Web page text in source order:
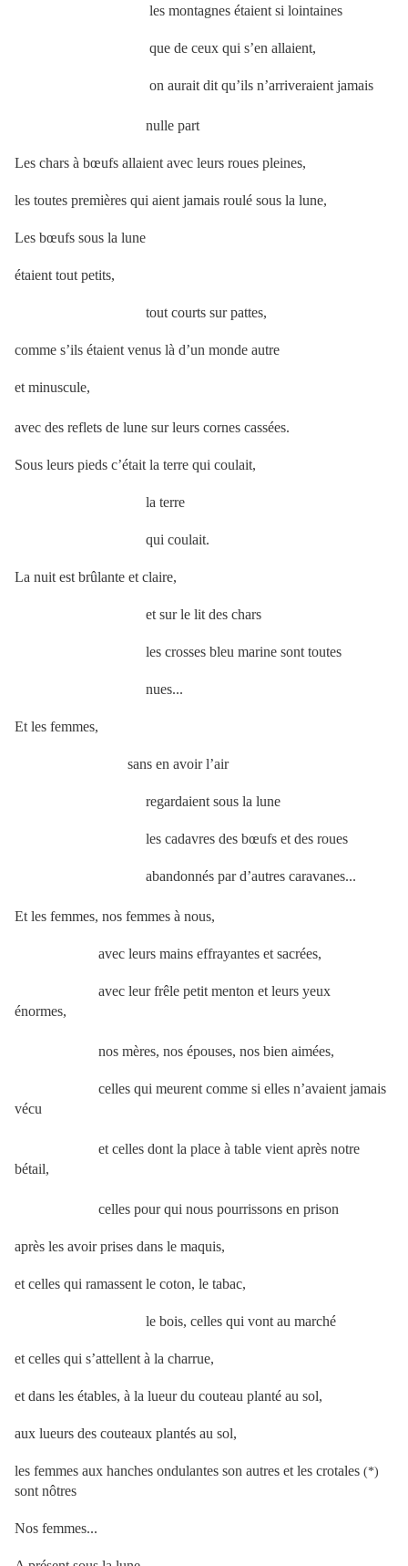
les montagnes étaient si lointaines
que de ceux qui s’en allaient,
on aurait dit qu’ils n’arriveraient jamais
nulle part
Les chars à bœufs allaient avec leurs roues pleines,
les toutes premières qui aient jamais roulé sous la lune,
Les bœufs sous la lune
étaient tout petits,
tout courts sur pattes,
comme s’ils étaient venus là d’un monde autre
et minuscule,
avec des reflets de lune sur leurs cornes cassées.
Sous leurs pieds c’était la terre qui coulait,
la terre
qui coulait.
La nuit est brûlante et claire,
et sur le lit des chars
les crosses bleu marine sont toutes
nues...
Et les femmes,
sans en avoir l’air
regardaient sous la lune
les cadavres des bœufs et des roues
abandonnés par d’autres caravanes...
Et les femmes, nos femmes à nous,
avec leurs mains effrayantes et sacrées,
avec leur frêle petit menton et leurs yeux
énormes,
nos mères, nos épouses, nos bien aimées,
celles qui meurent comme si elles n’avaient jamais
vécu
et celles dont la place à table vient après notre
bétail,
celles pour qui nous pourrissons en prison
après les avoir prises dans le maquis,
et celles qui ramassent le coton, le tabac,
le bois, celles qui vont au marché
et celles qui s’attellent à la charrue,
et dans les étables, à la lueur du couteau planté au sol,
aux lueurs des couteaux plantés au sol,
les femmes aux hanches ondulantes son autres et les crotales (*)
sont nôtres
Nos femmes...